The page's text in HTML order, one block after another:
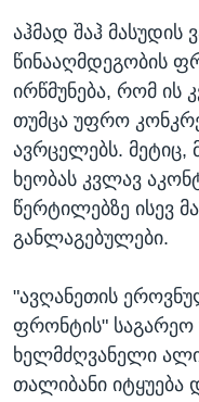
აჰმად შაჰ მასუდის
წინააღმდეგობის
ირწმუნება, რომ ის
თუმცა უფრო
ავრცელებს. მეტიც,
ხეობას კვლავ
წერტილებზე ისევ
განლაგებულები.
"ავღანეთის
ფრონტის"
ხელმძღვანელი ალი
თალიბანი იტყუება